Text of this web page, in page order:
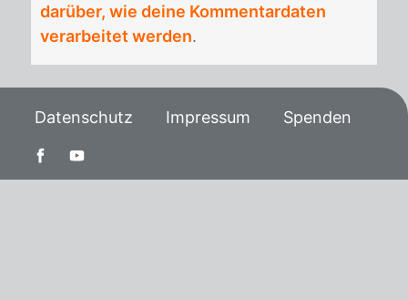
darüber, wie deine Kommentardaten
verarbeitet werden.
Datenschutz Impressum Spenden